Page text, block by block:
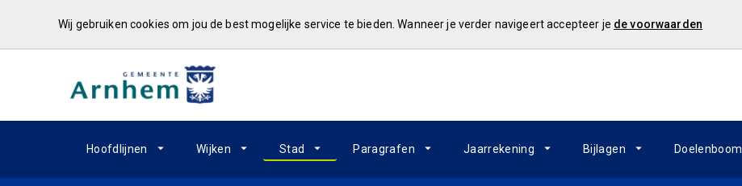
Wij gebruiken cookies om jou de best mogelijke service te bieden. Wanneer je verder navigeert accepteer je de voorwaarden
Hoofdlijnen Wijken Stad Paragrafen Jaarrekening Bijlagen Doelenboom